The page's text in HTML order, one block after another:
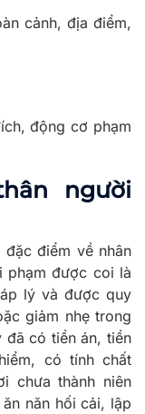
cảnh, địa điểm,
động cơ phạm
người
đặc điểm về nhân
phạm được coi là
lý và được quy
giảm nhẹ trong
đã có tiền án, tiền
có tính chất
chưa thành niên
năn hối cải, lập